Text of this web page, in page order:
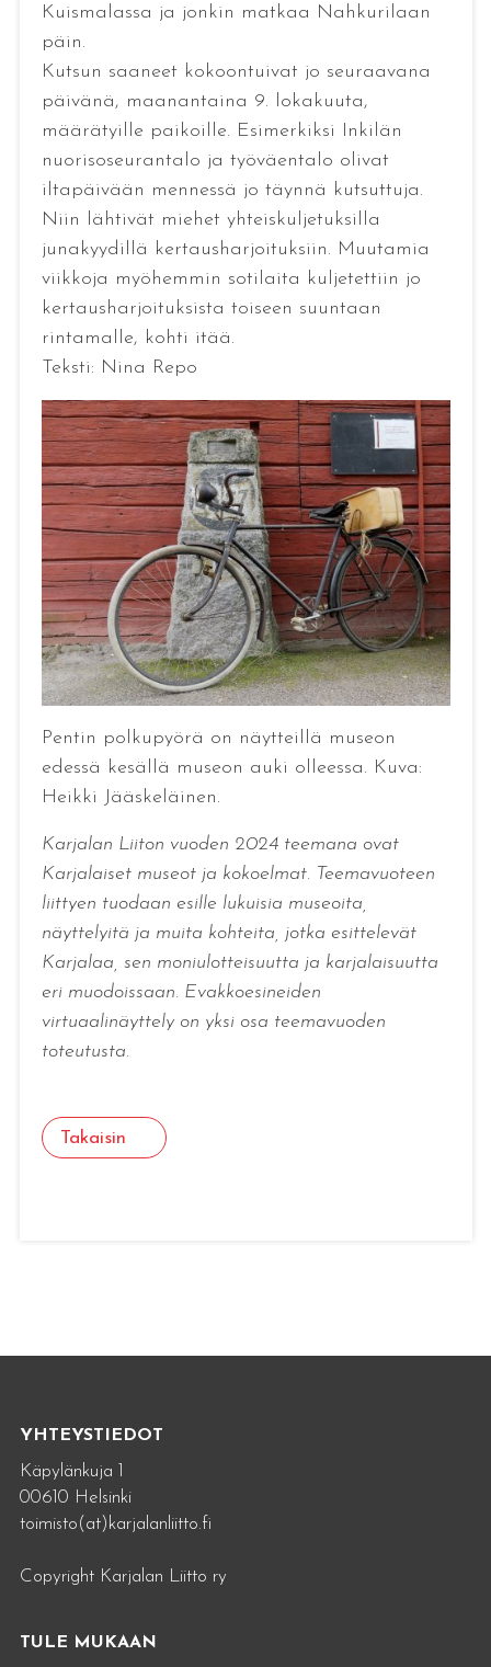
Kuismalassa ja jonkin matkaa Nahkurilaan
päin.
Kutsun saaneet kokoontuivat jo seuraavana
päivänä, maanantaina 9. lokakuuta,
määrätyille paikoille. Esimerkiksi Inkilän
nuorisoseurantalo ja työväentalo olivat
iltapäivään mennessä jo täynnä kutsuttuja.
Niin lähtivät miehet yhteiskuljetuksilla
junakyydillä kertausharjoituksiin. Muutamia
viikkoja myöhemmin sotilaita kuljetettiin jo
kertausharjoituksista toiseen suuntaan
rintamalle, kohti itää.
Teksti: Nina Repo
Pentin polkupyörä on näytteillä museon
edessä kesällä museon auki olleessa. Kuva:
Heikki Jääskeläinen.
Karjalan Liiton vuoden 2024 teemana ovat
Karjalaiset museot ja kokoelmat. Teemavuoteen
liittyen tuodaan esille lukuisia museoita,
näyttelyitä ja muita kohteita, jotka esittelevät
Karjalaa, sen moniulotteisuutta ja karjalaisuutta
eri muodoissaan. Evakkoesineiden
virtuaalinäyttely on yksi osa teemavuoden
toteutusta.
Takaisin
YHTEYSTIEDOT
Käpylänkuja 1
00610 Helsinki
toimisto(at)karjalanliitto.fi
Copyright Karjalan Liitto ry
TULE MUKAAN